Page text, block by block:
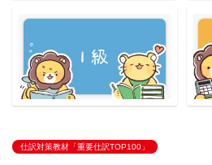
仕訳対策教材「重要仕訳TOP100」